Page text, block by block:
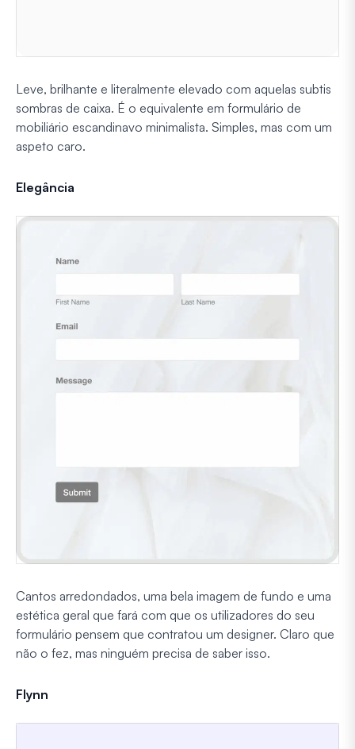
Leve, brilhante e literalmente elevado com aquelas subtis
sombras de caixa. É o equivalente em formulário de
mobiliário escandinavo minimalista. Simples, mas com um
aspeto caro.
Elegância
Cantos arredondados, uma bela imagem de fundo e uma
estética geral que fará com que os utilizadores do seu
formulário pensem que contratou um designer. Claro que
não o fez, mas ninguém precisa de saber isso.
Flynn